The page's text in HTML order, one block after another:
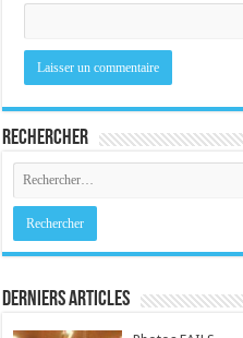
Rechercher
Derniers Articles